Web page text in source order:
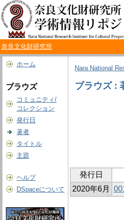
奈良文化財研究所
ホーム
ブラウズ
コミュニティ/
コレクション
発行日
著者
タイトル
主題
ヘルプ
DSpaceについて
Nara National
ブラウズ :
発行日
2020年6月